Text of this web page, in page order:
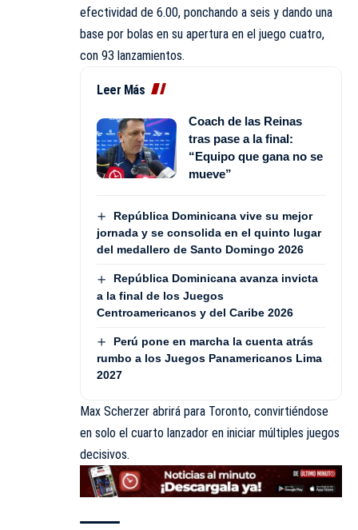
efectividad de 6.00, ponchando a seis y dando una
base por bolas en su apertura en el juego cuatro,
con 93 lanzamientos.
Leer Más
Coach de las Reinas
tras pase a la final:
“Equipo que gana no se
mueve”
República Dominicana vive su mejor
jornada y se consolida en el quinto lugar
del medallero de Santo Domingo 2026
República Dominicana avanza invicta
a la final de los Juegos
Centroamericanos y del Caribe 2026
Perú pone en marcha la cuenta atrás
rumbo a los Juegos Panamericanos Lima
2027
Max Scherzer abrirá para Toronto, convirtiéndose
en solo el cuarto lanzador en iniciar múltiples juegos
decisivos.